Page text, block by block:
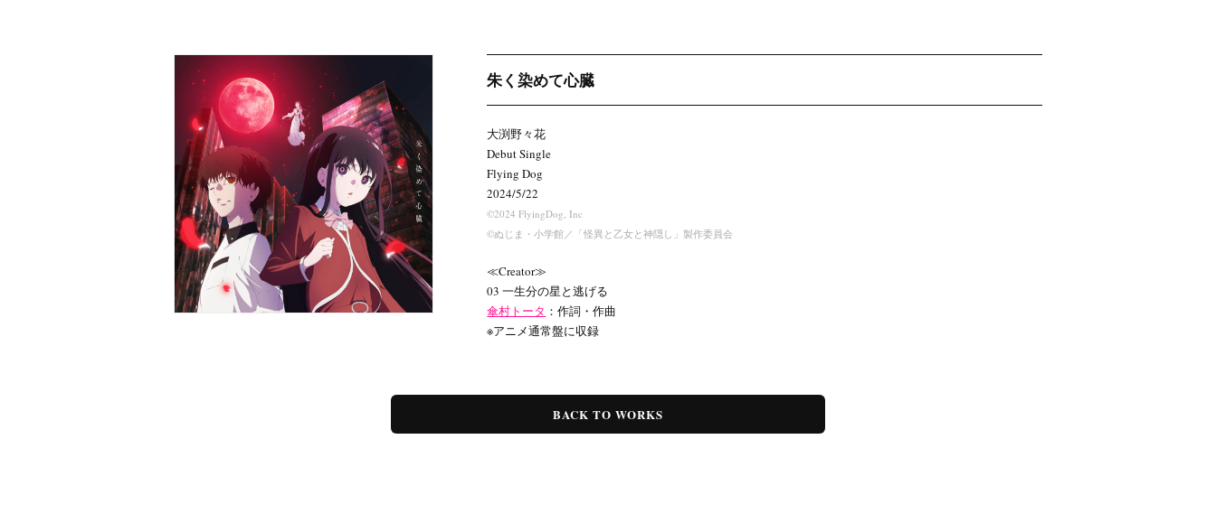
朱く染めて心臓
大渕野々花
Debut Single
Flying Dog
2024/5/22
©2024 FlyingDog, Inc
©ぬじま・小学館／「怪異と乙女と神隠し」製作委員会
≪Creator≫
03 一生分の星と逃げる
傘村トータ ：作詞・作曲
※アニメ通常盤に収録
BACK TO WORKS